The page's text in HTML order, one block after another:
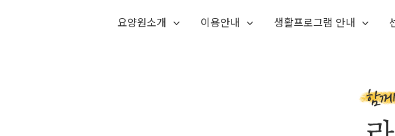
요양원소개 이용안내 생활프로그램 안내